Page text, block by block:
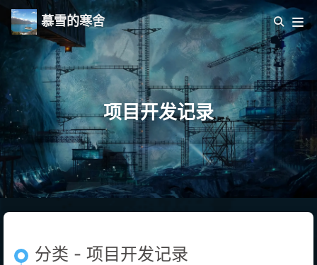
慕雪的寒舍
项目开发记录
分类 - 项目开发记录